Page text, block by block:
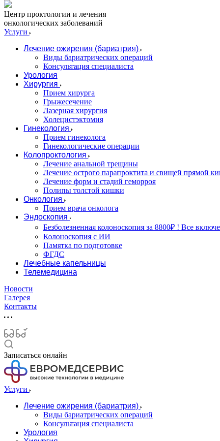
Центр проктологии и лечения
онкологических заболеваний
Услуги
Лечение ожирения (бариатрия)
Виды бариатрических операций
Консультация специалиста
Урология
Хирургия
Прием хирурга
Грыжесечение
Лазерная хирургия
Холецистэктомия
Гинекология
Прием гинеколога
Гинекологические операции
Колопроктология
Лечение анальной трещины
Лечение острого парапроктита и свищей прямой
Лечение форм и стадий геморроя
Полипы толстой кишки
Онкология
Прием врача онколога
Эндоскопия
Безболезненная колоноскопия за 8800₽ ! Все
Колоноскопия с ИИ
Памятка по подготовке
ФГДС
Лечебные капельницы
Телемедицина
Новости
Галерея
Контакты
Записаться онлайн
Услуги
Лечение ожирения (бариатрия)
Виды бариатрических операций
Консультация специалиста
Урология